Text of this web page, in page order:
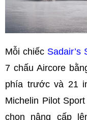
Mỗi chiếc Sadair’s
7 chấu Aircore
phía trước và 21
Michelin Pilot
chọn nâng cấp